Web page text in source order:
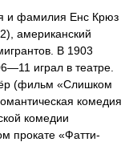
и фамилия Енс Крюз
американский
В 1903
играл в театре.
(фильм «Слишком
комедия
комедии
прокате «Фатти-